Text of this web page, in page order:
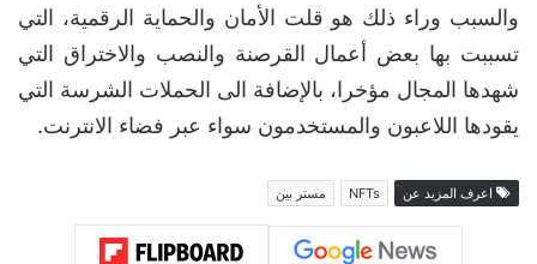
والسبب وراء ذلك هو قلت الأمان والحماية الرقمية، التي
تسببت بها بعض أعمال القرصنة والنصب والاختراق التي
شهدها المجال مؤخرا، بالإضافة الى الحملات الشرسة التي
يقودها اللاعبون والمستخدمون سواء عبر فضاء الانترنت.
اعرف المزيد عن NFTs مستر بين